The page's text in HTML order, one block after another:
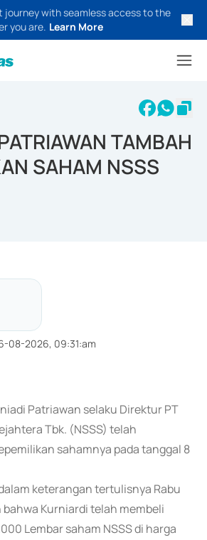
with seamless access to the
you are. Learn More
TAMBAH
SAHAM NSSS
08-2026, 09:31:am
Patriawan selaku Direktur PT
Tbk. (NSSS) telah
sahamnya pada tanggal 8
keterangan tertulisnya Rabu
Kurniardi telah membeli
Lembar saham NSSS di harga